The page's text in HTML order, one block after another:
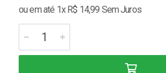
ou em até 1x R$ 14,99 Sem Juros